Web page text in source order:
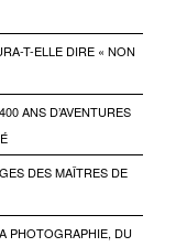
T-ELLE DIRE « NON
ANS D’AVENTURES
DES MAÎTRES DE
PHOTOGRAPHIE, DU